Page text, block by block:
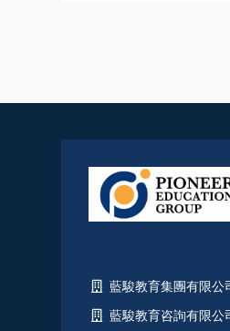
藍駿教育集團有限公
藍駿教育咨詢有限公